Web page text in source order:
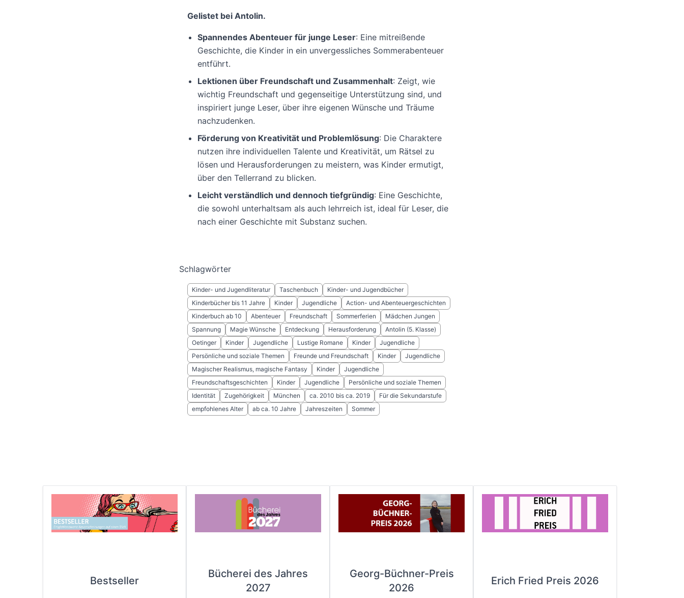
Gelistet bei Antolin.
Spannendes Abenteuer für junge Leser: Eine mitreißende
Geschichte, die Kinder in ein unvergessliches Sommerabenteuer
entführt.
Lektionen über Freundschaft und Zusammenhalt: Zeigt, wie
wichtig Freundschaft und gegenseitige Unterstützung sind, und
inspiriert junge Leser, über ihre eigenen Wünsche und Träume
nachzudenken.
Förderung von Kreativität und Problemlösung: Die Charaktere
nutzen ihre individuellen Talente und Kreativität, um Rätsel zu
lösen und Herausforderungen zu meistern, was Kinder ermutigt,
über den Tellerrand zu blicken.
Leicht verständlich und dennoch tiefgründig: Eine Geschichte,
die sowohl unterhaltsam als auch lehrreich ist, ideal für Leser, die
nach einer Geschichte mit Substanz suchen.
Schlagwörter
Kinder- und Jugendliteratur Taschenbuch
Kinder- und Jugendbücher
Kinderbücher bis 11 Jahre
Kinder Jugendliche
Action- und Abenteuergeschichten
Kinderbuch ab 10
Abenteuer Freundschaft Sommerferien
Mädchen Jungen
Spannung
Magie Wünsche Entdeckung Herausforderung
Antolin (5. Klasse)
Oetinger
Kinder Jugendliche Lustige Romane Kinder
Jugendliche
Persönliche und soziale Themen
Freunde und Freundschaft Kinder
Jugendliche
Magischer Realismus, magische Fantasy
Kinder
Jugendliche
Freundschaftsgeschichten
Kinder Jugendliche
Persönliche und soziale Themen
Identität
Zugehörigkeit München ca. 2010 bis ca. 2019
Für die Sekundarstufe
empfohlenes Alter
ab ca. 10 Jahre Jahreszeiten Sommer
Bestseller
Bücherei des Jahres
2027
Georg-Büchner-Preis
2026
Erich Fried Preis 2026